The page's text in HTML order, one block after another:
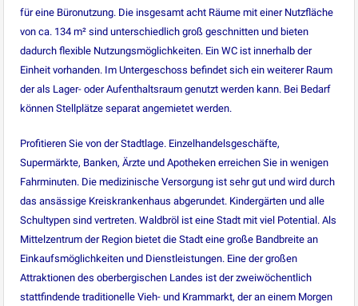
für eine Büronutzung. Die insgesamt acht Räume mit einer Nutzfläche
von ca. 134 m² sind unterschiedlich groß geschnitten und bieten
dadurch flexible Nutzungsmöglichkeiten. Ein WC ist innerhalb der
Einheit vorhanden. Im Untergeschoss befindet sich ein weiterer Raum
der als Lager- oder Aufenthaltsraum genutzt werden kann. Bei Bedarf
können Stellplätze separat angemietet werden.
Profitieren Sie von der Stadtlage. Einzelhandelsgeschäfte,
Supermärkte, Banken, Ärzte und Apotheken erreichen Sie in wenigen
Fahrminuten. Die medizinische Versorgung ist sehr gut und wird durch
das ansässige Kreiskrankenhaus abgerundet. Kindergärten und alle
Schultypen sind vertreten. Waldbröl ist eine Stadt mit viel Potential. Als
Mittelzentrum der Region bietet die Stadt eine große Bandbreite an
Einkaufsmöglichkeiten und Dienstleistungen. Eine der großen
Attraktionen des oberbergischen Landes ist der zweiwöchentlich
stattfindende traditionelle Vieh- und Krammarkt, der an einem Morgen